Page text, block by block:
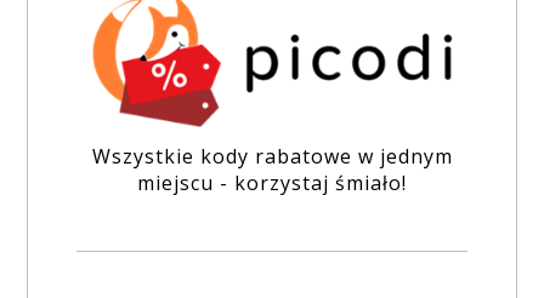
Wszystkie kody rabatowe w jednym
miejscu - korzystaj śmiało!